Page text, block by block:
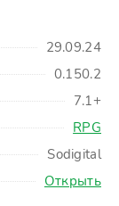
29.09.24
0.150.2
7.1+
RPG
Sodigital
Открыть